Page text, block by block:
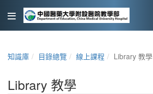
知識庫 目錄總覽 線上課程 Library 教學
Library 教學